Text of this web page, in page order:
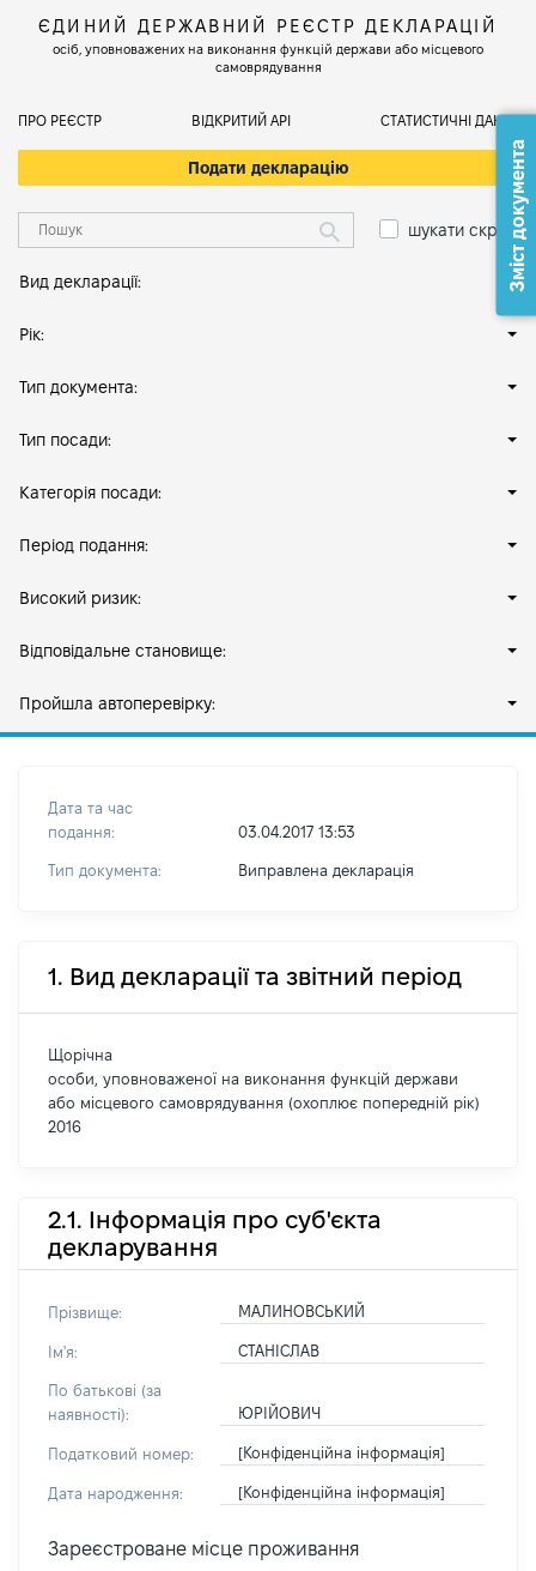
ЄДИНИЙ ДЕРЖАВНИЙ РЕЄСТР ДЕКЛАРАЦІЙ
осіб, уповноважених на виконання функцій держави або місцевого
самоврядування
ПРО РЕЄСТР ВІДКРИТИЙ АРІ СТАТИСТИЧНІ ДАНІ
Подати декларацію
шукати скрізь
Вид декларації:
Рік:
Тип документа:
Тип посади:
Категорія посади:
Період подання:
Високий ризик:
Відповідальне становище:
Пройшла автоперевірку:
Дата та час
подання:
03.04.2017 13:53
Тип документа: Виправлена декларація
1. Вид декларації та звітний період
Щорічна
особи, уповноваженої на виконання функцій держави
або місцевого самоврядування (охоплює попередній рік)
2016
2.1. Інформація про суб'єкта
декларування
Прізвище: МАЛИНОВСЬКИЙ
Ім'я: СТАНІСЛАВ
По батькові (за
наявності):
ЮРІЙОВИЧ
Податковий номер: [Конфіденційна інформація]
Дата народження: [Конфіденційна інформація]
Зареєстроване місце проживання
Зміст документа